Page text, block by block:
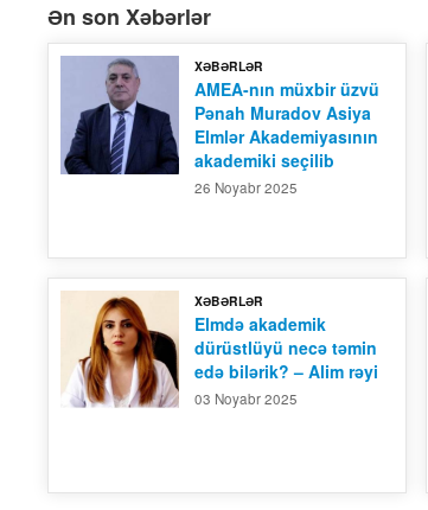
Ən son Xəbərlər
XƏBƏRLƏR
AMEA-nın müxbir üzvü
Pənah Muradov Asiya
Elmlər Akademiyasının
akademiki seçilib
26 Noyabr 2025
XƏBƏRLƏR
Elmdə akademik
dürüstlüyü necə təmin
edə bilərik? – Alim rəyi
03 Noyabr 2025